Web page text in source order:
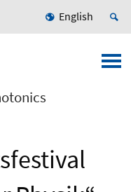
English